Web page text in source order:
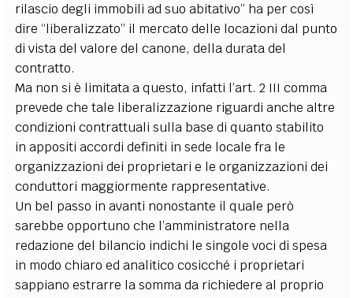
rilascio degli immobili ad suo abitativo” ha per così
dire “liberalizzato” il mercato delle locazioni dal punto
di vista del valore del canone, della durata del
contratto.
Ma non si è limitata a questo, infatti l’art. 2 III comma
prevede che tale liberalizzazione riguardi anche altre
condizioni contrattuali sulla base di quanto stabilito
in appositi accordi definiti in sede locale fra le
organizzazioni dei proprietari e le organizzazioni dei
conduttori maggiormente rappresentative.
Un bel passo in avanti nonostante il quale però
sarebbe opportuno che l’amministratore nella
redazione del bilancio indichi le singole voci di spesa
in modo chiaro ed analitico cosicché i proprietari
sappiano estrarre la somma da richiedere al proprio